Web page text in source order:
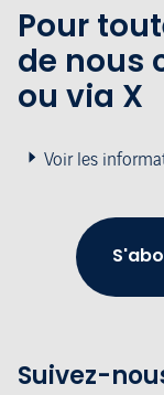
Pour
de nous
ou via X
Voir les
Suivez-